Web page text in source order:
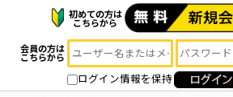
初めての方は
こちらから
会員の方は
こちらから
ログイン情報を保持